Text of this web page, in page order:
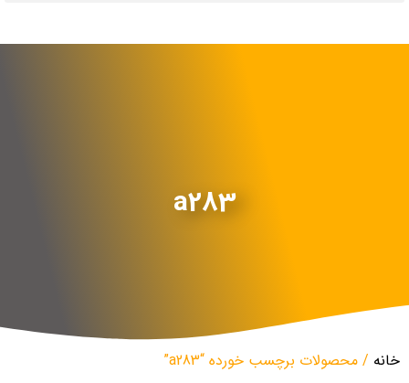
a283
خانه / محصولات برچسب خورده “a283”